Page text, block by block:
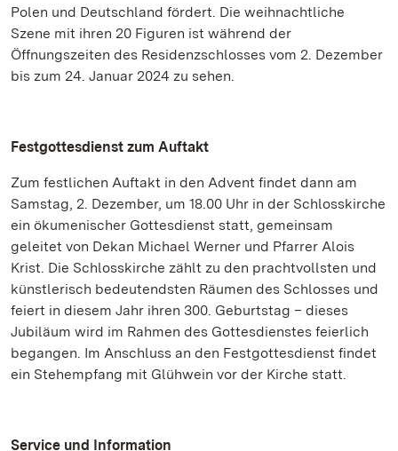
Polen und Deutschland fördert. Die weihnachtliche
Szene mit ihren 20 Figuren ist während der
Öffnungszeiten des Residenzschlosses vom 2. Dezember
bis zum 24. Januar 2024 zu sehen.
Festgottesdienst zum Auftakt
Zum festlichen Auftakt in den Advent findet dann am
Samstag, 2. Dezember, um 18.00 Uhr in der Schlosskirche
ein ökumenischer Gottesdienst statt, gemeinsam
geleitet von Dekan Michael Werner und Pfarrer Alois
Krist. Die Schlosskirche zählt zu den prachtvollsten und
künstlerisch bedeutendsten Räumen des Schlosses und
feiert in diesem Jahr ihren 300. Geburtstag – dieses
Jubiläum wird im Rahmen des Gottesdienstes feierlich
begangen. Im Anschluss an den Festgottesdienst findet
ein Stehempfang mit Glühwein vor der Kirche statt.
Service und Information